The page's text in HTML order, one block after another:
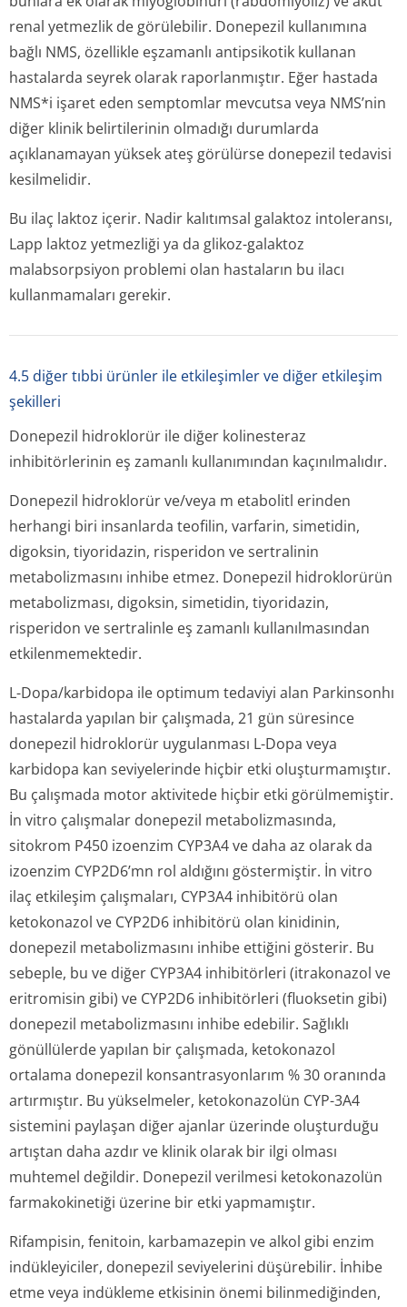
renal yetmezlik de görülebilir. Donepezil kullanımına
bağlı NMS, özellikle eşzamanlı antipsikotik kullanan
hastalarda seyrek olarak raporlanmıştır. Eğer hastada
NMS*i işaret eden semptomlar mevcutsa veya NMS’nin
diğer klinik belirtilerinin olmadığı durumlarda
açıklanamayan yüksek ateş görülürse donepezil tedavisi
kesilmelidir.
Bu ilaç laktoz içerir. Nadir kalıtımsal galaktoz intoleransı,
Lapp laktoz yetmezliği ya da glikoz-galaktoz
malabsorpsiyon problemi olan hastaların bu ilacı
kullanmamaları gerekir.
4.5 diğer tıbbi ürünler ile etkileşimler ve diğer etkileşim
şekilleri
Donepezil hidroklorür ile diğer kolinesteraz
inhibitörlerinin eş zamanlı kullanımından kaçınılmalıdır.
Donepezil hidroklorür ve/veya m etabolitl erinden
herhangi biri insanlarda teofilin, varfarin, simetidin,
digoksin, tiyoridazin, risperidon ve sertralinin
metabolizmasını inhibe etmez. Donepezil hidroklorürün
metabolizması, digoksin, simetidin, tiyoridazin,
risperidon ve sertralinle eş zamanlı kullanılmasından
etkilenmemektedir.
L-Dopa/karbidopa ile optimum tedaviyi alan Parkinsonhı
hastalarda yapılan bir çalışmada, 21 gün süresince
donepezil hidroklorür uygulanması L-Dopa veya
karbidopa kan seviyelerinde hiçbir etki oluşturmamıştır.
Bu çalışmada motor aktivitede hiçbir etki görülmemiştir.
İn vitro çalışmalar donepezil metabolizmasında,
sitokrom P450 izoenzim CYP3A4 ve daha az olarak da
izoenzim CYP2D6’mn rol aldığını göstermiştir. İn vitro
ilaç etkileşim çalışmaları, CYP3A4 inhibitörü olan
ketokonazol ve CYP2D6 inhibitörü olan kinidinin,
donepezil metabolizmasını inhibe ettiğini gösterir. Bu
sebeple, bu ve diğer CYP3A4 inhibitörleri (itrakonazol ve
eritromisin gibi) ve CYP2D6 inhibitörleri (fluoksetin gibi)
donepezil metabolizmasını inhibe edebilir. Sağlıklı
gönüllülerde yapılan bir çalışmada, ketokonazol
ortalama donepezil konsantrasyonlarım % 30 oranında
artırmıştır. Bu yükselmeler, ketokonazolün CYP-3A4
sistemini paylaşan diğer ajanlar üzerinde oluşturduğu
artıştan daha azdır ve klinik olarak bir ilgi olması
muhtemel değildir. Donepezil verilmesi ketokonazolün
farmakokinetiği üzerine bir etki yapmamıştır.
Rifampisin, fenitoin, karbamazepin ve alkol gibi enzim
indükleyiciler, donepezil seviyelerini düşürebilir. İnhibe
etme veya indükleme etkisinin önemi bilinmediğinden,